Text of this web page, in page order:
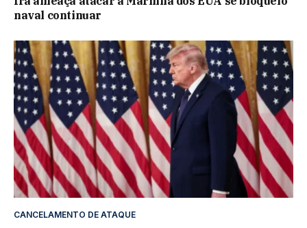
naval continuar
CANCELAMENTO DE ATAQUE